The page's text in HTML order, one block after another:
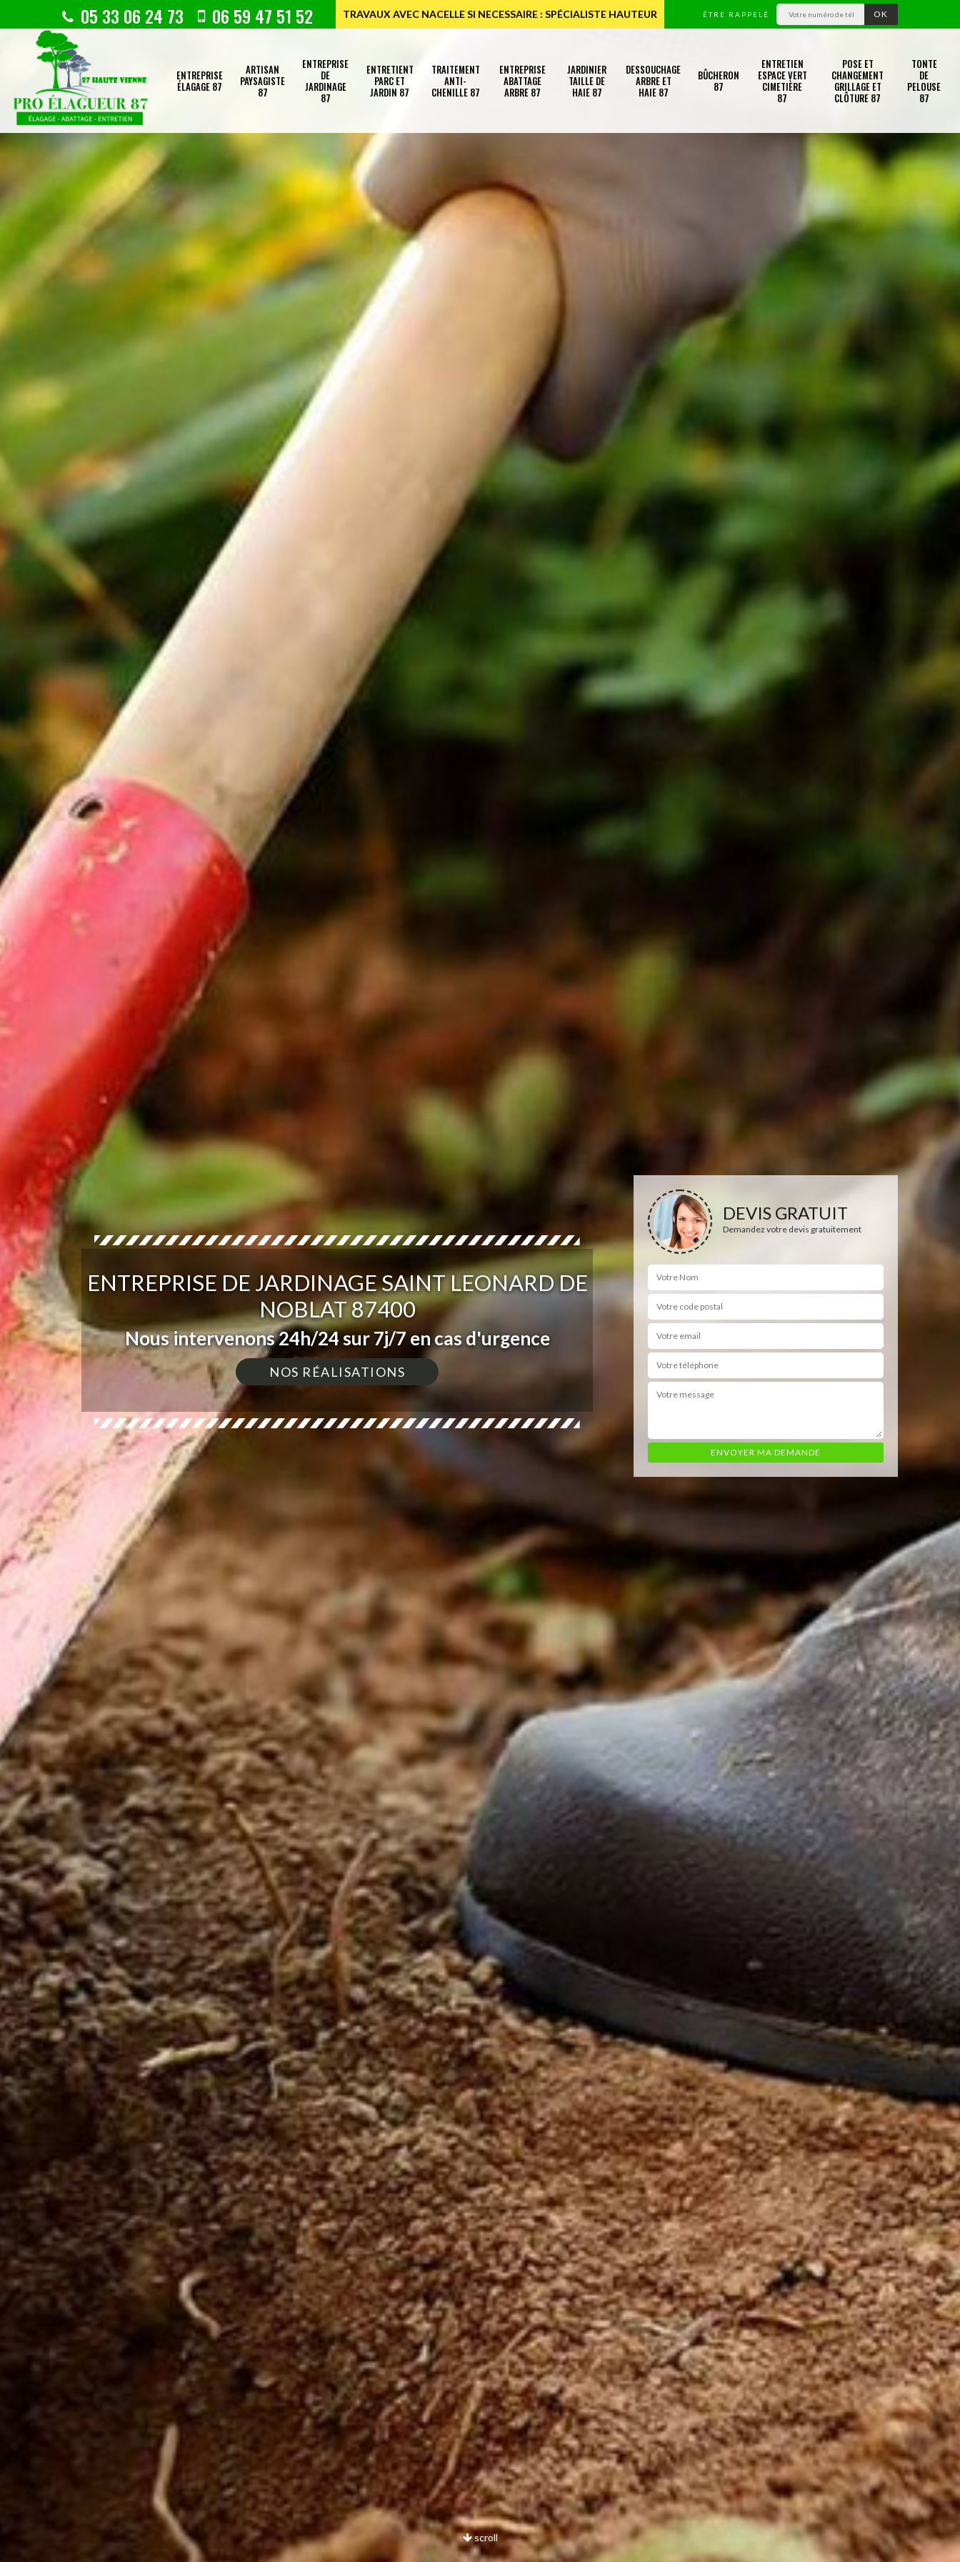
05 33 06 24 73 06 59 47 51 52 TRAVAUX AVEC NACELLE SI NECESSAIRE : SPÉCIALISTE HAUTEUR ÊTRE RAPPELÉ
ENTREPRISE
ÉLAGAGE 87
ARTISAN
PAYSAGISTE
87
ENTREPRISE
DE
JARDINAGE
87
ENTRETIENT
PARC ET
JARDIN 87
TRAITEMENT
ANTI-
CHENILLE 87
ENTREPRISE
ABATTAGE
ARBRE 87
JARDINIER
TAILLE DE
HAIE 87
DESSOUCHAGE
ARBRE ET
HAIE 87
BÛCHERON
87
ENTRETIEN
ESPACE VERT
CIMETIÈRE
87
POSE ET
CHANGEMENT
GRILLAGE ET
CLÔTURE 87
TONTE
DE
PELOUSE
87
scroll
ENTREPRISE DE JARDINAGE SAINT LEONARD DE
NOBLAT 87400
Nous intervenons 24h/24 sur 7j/7 en cas d'urgence
NOS RÉALISATIONS
DEVIS GRATUIT
Demandez votre devis gratuitement